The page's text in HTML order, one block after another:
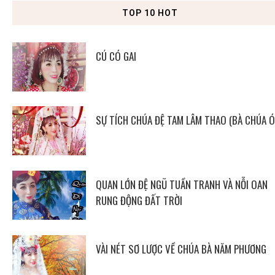
TOP 10 HOT
CÚ CÓ GAI
SỰ TÍCH CHÚA ĐỆ TAM LÂM THAO (BÀ CHÚA
QUAN LỚN ĐỆ NGŨ TUẦN TRANH VÀ NỖI OAN
RUNG ĐỘNG ĐẤT TRỜI
VÀI NÉT SƠ LƯỢC VỀ CHÚA BÀ NĂM PHƯƠNG